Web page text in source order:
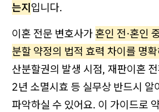
는지입니다.
이혼 전문 변호사가혼인 전·혼인
분할 약정의 법적 효력 차이를 명
산분할권의 발생 시점, 재판이혼
2년 소멸시효 등 실무상 반드시 알
파악하실 수 있어요. 이 가이드로